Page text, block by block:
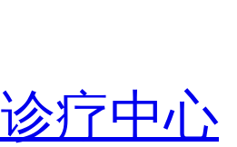
疗中心